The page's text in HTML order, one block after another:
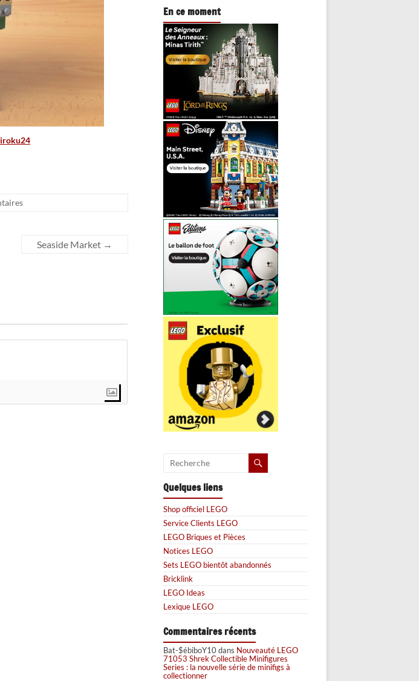
Seaside Market →
En ce moment
Quelques liens
Shop officiel LEGO
Service Clients LEGO
LEGO Briques et Pièces
Notices LEGO
Sets LEGO bientôt abandonnés
Bricklink
LEGO Ideas
Lexique LEGO
Commentaires récents
Bat-$ébiboY10dans Nouveauté LEGO
71053 Shrek Collectible Minifigures
Series : la nouvelle série de minifigs à
collectionner